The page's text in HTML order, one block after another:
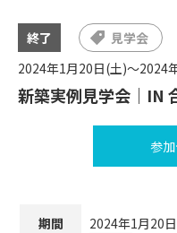
終了
見学会
2024年1月20日(土)～2024
新築実例見学会｜IN
参
期間
2024年1月20